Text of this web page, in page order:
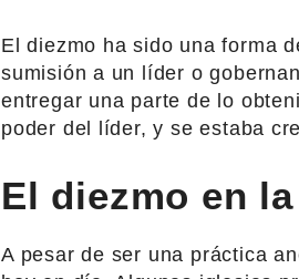
El diezmo ha sido una forma
sumisión a un líder o
entregar una parte de lo
poder del líder, y se estaba
El diezmo en
A pesar de ser una práctica